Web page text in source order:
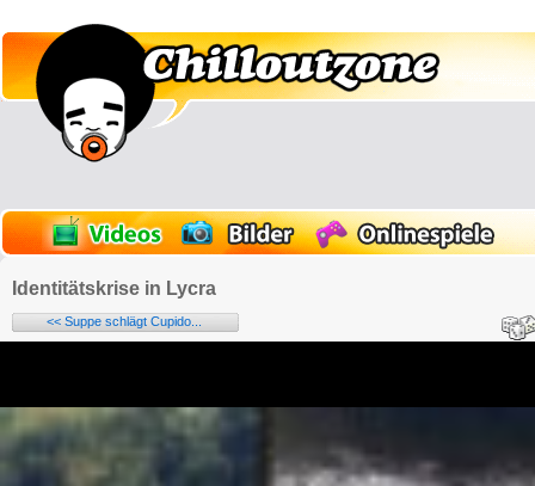
Identitätskrise in Lycra
<< Suppe schlägt Cupido...